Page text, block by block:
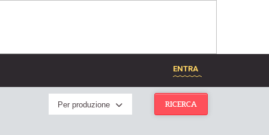
ENTRA
Per produzione RICERCA